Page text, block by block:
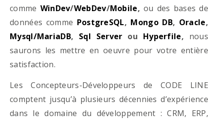
comme WinDev/WebDev/Mobile, ou des bases de
données comme PostgreSQL, Mongo DB, Oracle,
Mysql/MariaDB, Sql Server ou Hyperfile, nous
saurons les mettre en oeuvre pour votre entière
satisfaction.
Les Concepteurs-Développeurs de CODE LINE
comptent jusqu’à plusieurs décennies d’expérience
dans le domaine du développement : CRM, ERP,